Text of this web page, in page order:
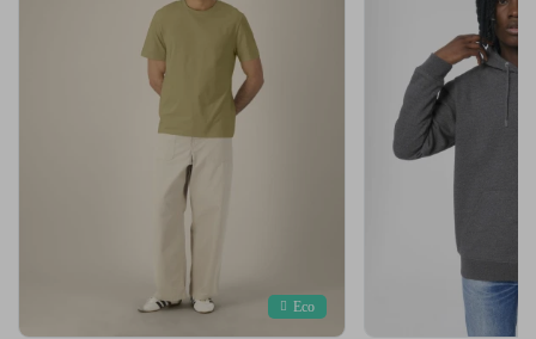
Eco